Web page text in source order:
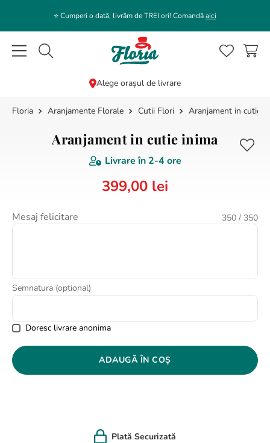
⭐️ Cumperi o dată, livrăm de TREI ori! Comandăaici
Caută flori, plante, cadouri...
Alege orașul de livrare
Aranjamente Florale Cutii Flori Aranjament in cutie
Aranjament in cutie inima
Livrare în 2-4 ore
399,00 lei
Mesaj felicitare 350 / 350
Semnatura (optional)
Doresc livrare anonima
ADAUGĂ ÎN COȘ
Plată Securizată
CĂUTĂRI POPULARE
5.
buchet lalele
8.
buchet trandafiri
9
10. crin